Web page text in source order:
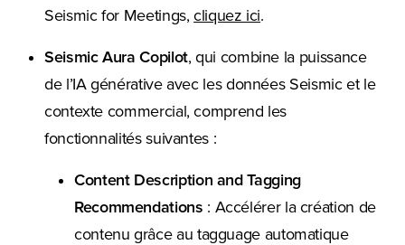
Seismic for Meetings,cliquez ici.
Seismic Aura Copilot, qui combine la puissance
de l’IA générative avec les données Seismic et le
contexte commercial, comprend les
fonctionnalités suivantes :
Content Description and Tagging
Recommendations : Accélérer la création de
contenu grâce au tagguage automatique